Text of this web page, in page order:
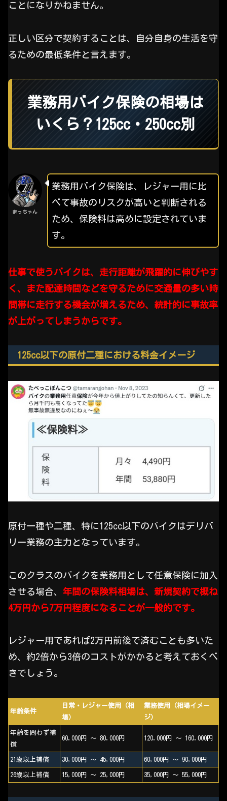
ことになりかねません。
正しい区分で契約することは、自分自身の生活を守
るための最低条件と言えます。
業務用バイク保険の相場は
いくら？125cc・250cc別
まっちゃん
業務用バイク保険は、レジャー用に比
べて事故のリスクが高いと判断される
ため、保険料は高めに設定されていま
す。
仕事で使うバイクは、走行距離が飛躍的に伸びやす
く、また配達時間などを守るために交通量の多い時
間帯に走行する機会が増えるため、統計的に事故率
が上がってしまうからです。
125cc以下の原付二種における料金イメージ
原付一種や二種、特に125cc以下のバイクはデリバ
リー業務の主力となっています。
このクラスのバイクを業務用として任意保険に加入
させる場合、 年間の保険料相場は、新規契約で概ね
4万円から7万円程度になることが一般的です。
レジャー用であれば2万円前後で済むことも多いた
め、約2倍から3倍のコストがかかると考えておくべ
きでしょう。
年齢条件
日常・レジャー使用（相
場）
業務使用（相場イメー
ジ）
年齢を問わず補
償
60,000円 〜 80,000円 120,000円 〜 160,000円
21歳以上補償 30,000円 〜 45,000円 60,000円 〜 90,000円
26歳以上補償 15,000円 〜 25,000円 35,000円 〜 55,000円